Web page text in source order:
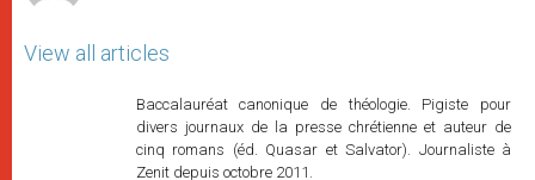
View all articles
Baccalauréat canonique de théologie. Pigiste pour
divers journaux de la presse chrétienne et auteur de
cinq romans (éd. Quasar et Salvator). Journaliste à
Zenit depuis octobre 2011.